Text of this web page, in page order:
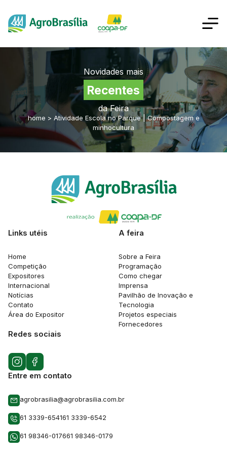
Novidades mais
Recentes
da Feira
home > Atividade Escola no Parque | Compostagem e
minhocultura
Links utéis
Home
Competição
Expositores
Internacional
Notícias
Contato
Área do Expositor
A feira
Sobre a Feira
Programação
Como chegar
Imprensa
Pavilhão de Inovação e
Tecnologia
Projetos especiais
Fornecedores
Redes sociais
Entre em contato
agrobrasilia@agrobrasilia.com.br
61 3339-654161 3339-6542
61 98346-017661 98346-0179